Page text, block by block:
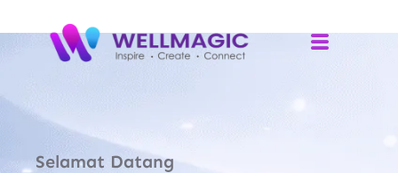
Selamat Datang